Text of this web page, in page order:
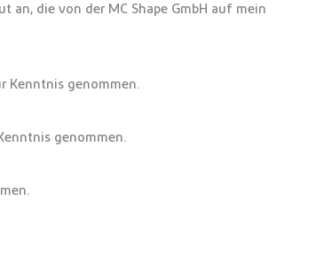
die von der MC Shape GmbH auf mein
Kenntnis genommen.
genommen.